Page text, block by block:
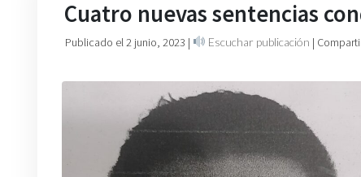
Cuatro nuevas sentencias
Publicado el 2 junio, 2023 | Escuchar publicación |